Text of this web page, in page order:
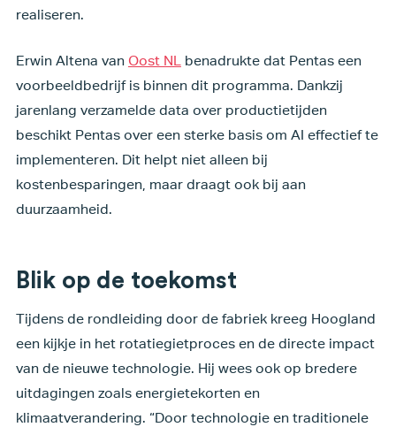
realiseren.
Erwin Altena van Oost NLbenadrukte dat Pentas een
voorbeeldbedrijf is binnen dit programma. Dankzij
jarenlang verzamelde data over productietijden
beschikt Pentas over een sterke basis om AI effectief te
implementeren. Dit helpt niet alleen bij
kostenbesparingen, maar draagt ook bij aan
duurzaamheid.
Blik op de toekomst
Tijdens de rondleiding door de fabriek kreeg Hoogland
een kijkje in het rotatiegietproces en de directe impact
van de nieuwe technologie. Hij wees ook op bredere
uitdagingen zoals energietekorten en
klimaatverandering. “Door technologie en traditionele